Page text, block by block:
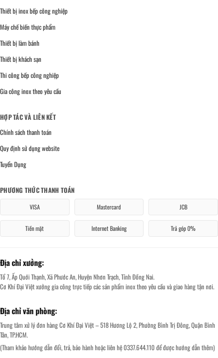
Thiết bị inox bếp công nghiệp
Máy chế biến thực phẩm
Thiết bị làm bánh
Thiết bị khách sạn
Thi công bếp công nghiệp
Gia công inox theo yêu cầu
HỢP TÁC VÀ LIÊN KẾT
Chính sách thanh toán
Quy định sử dụng website
Tuyển Dụng
PHƯƠNG THỨC THANH TOÁN
VISA Mastercard JCB
Tiền mặt Internet Banking Trả góp 0%
Địa chỉ xưởng:
Tổ 7, Ấp Quới Thạnh, Xã Phước An, Huyện Nhơn Trạch, Tỉnh Đồng Nai.
Cơ Khí Đại Việt xưởng gia công trực tiếp các sản phẩm inox theo yêu cầu và giao hàng tận nơi.
Địa chỉ văn phòng:
Trung tâm xử lý đơn hàng Cơ Khí Đại Việt – 518 Hương Lộ 2, Phường Bình Trị Đông, Quận Bình
Tân, TP.HCM.
(Tham khảo hướng dẫn đổi, trả, bảo hành hoặc liên hệ 0337.644.110 để được hướng dẫn thêm)